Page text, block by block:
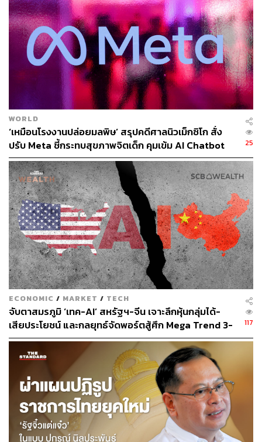
อัลต์แมนอธิบายว่าสิ่งที่ AI ไม่อาจเข้ามาแทนที่ได้คือ ‘บทบาท
ของมนุษย์’ ในการทำงาน เพราะผู้คนยังให้ความสำคัญกับ
การมีปฏิสัมพันธ์ระหว่างกัน
เขายกตัวอย่างว่าเคยให้ AI ช่วยตอบข้อความใน Slack และ
อีเมลแทน โดยขึ้นต้นว่า ‘นี่คือ AI ของแซม’ แต่สุดท้ายก็กลับ
มาตอบด้วยตัวเองในหลายข้อความ “มันทำให้ผมเห็นว่าเรา
ใส่ใจการปฏิสัมพันธ์กับผู้คนจริงๆ และเป็นสิ่งที่ผมนึกภาพไม่
ออกเลยว่าจะมอบหมายให้ AI ทำแทนได้ในเร็ววันนี้”
ความเปลี่ยนแปลงนี้ทำให้เขาเชื่อว่าภาพรวมการจ้างงานใน
อนาคตจะต่างจากที่เคยคิดไว้มาก แม้จะยอมรับว่าความเสี่ยง
นี้ยังอาจเกิดขึ้นได้อยู่ดี
จังหวะ IPO และสัญญาณต้นทุน AI ที่สูงลิ่ว
การกลับลำของอัลต์แมนเกิดขึ้นในจังหวะสำคัญของวงการ
AI เมื่อบริษัทยักษ์ใหญ่อย่าง SpaceX, OpenAI และ Anthropic
ต่างเตรียมระดมทุนจากนักลงทุนเพื่อบรรลุเป้าหมายการ
เติบโตที่สูงลิ่ว
โดย OpenAI ตั้งเป้ารายได้แตะ 2.8 แสนล้านดอลลาร์สหรัฐ
(ประมาณ 9.14 ล้านล้านบาท) ภายในปี 2030 จากปัจจุบันที่
ราว 2.5 หมื่นล้านดอลลาร์สหรัฐ (ประมาณ 8.16 แสนล้าน
บาท) ขณะที่ SpaceX หวังมูลค่ากิจการ 1.5 ล้านล้าน
ดอลลาร์สหรัฐ (ประมาณ 48.98 ล้านล้านบาท) จากการ IPO
ส่วน Anthropic มีรายงานว่ากำลังเจรจาระดมทุน 3 หมื่นล้าน
ดอลลาร์สหรัฐ (ประมาณ 9.79 แสนล้านบาท) ที่ระดับมูลค่า
WORLD
‘เหมือนโรงงานปล่อยมลพิษ’ สรุปคดีศาลนิวเม็กซิโก สั่ง
ปรับ Meta ชี้กระทบสุขภาพจิตเด็ก คุมเข้ม AI Chatbot
25
ECONOMIC / MARKET / TECH
จับตาสมรภูมิ ‘เทค-AI’ สหรัฐฯ-จีน เจาะลึกหุ้นกลุ่มได้-
เสียประโยชน์ และกลยุทธ์จัดพอร์ตสู้ศึก Mega Trend 3-
5 ปีข้างหน้า
117